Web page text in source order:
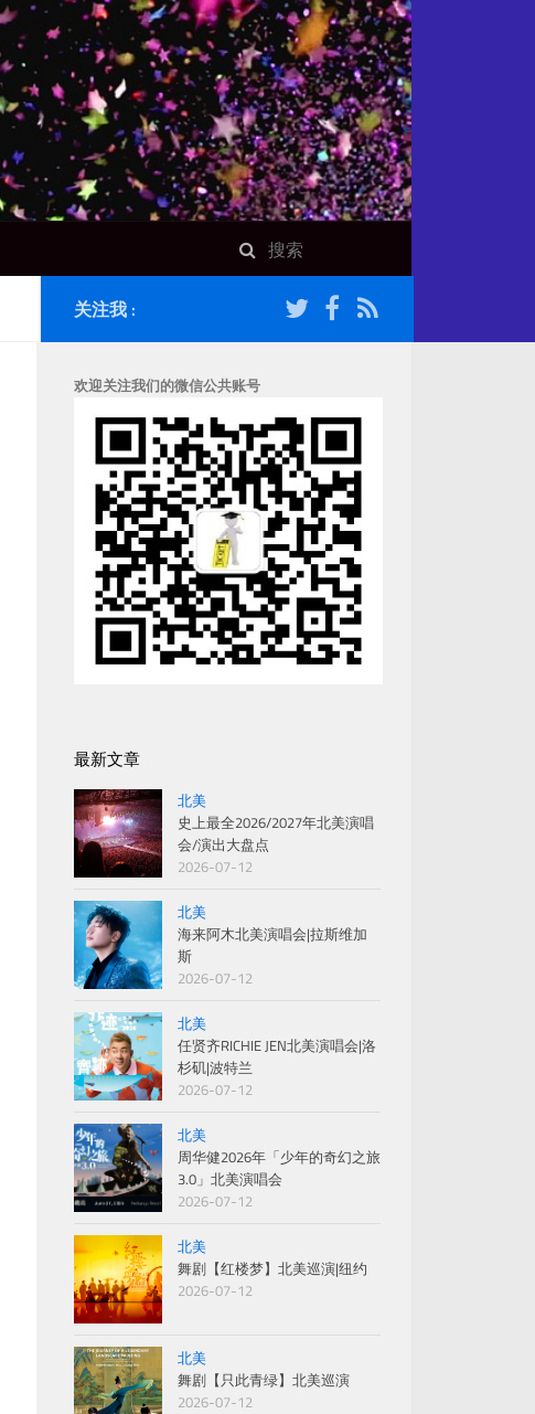
关注我 :
欢迎关注我们的微信公共账号
最新文章
北美
史上最全2026/2027年北美演唱
会/演出大盘点
2026-07-12
北美
海来阿木北美演唱会|拉斯维加
斯
2026-07-12
北美
任贤齐RICHIE JEN北美演唱会|洛
杉矶|波特兰
2026-07-12
北美
周华健2026年「少年的奇幻之旅
3.0」北美演唱会
2026-07-12
北美
舞剧【红楼梦】北美巡演|纽约
2026-07-12
北美
舞剧【只此青绿】北美巡演
2026-07-12